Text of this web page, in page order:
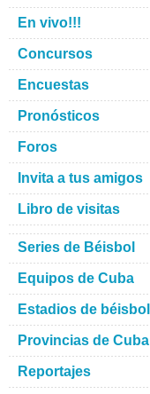
En vivo!!!
Concursos
Encuestas
Pronósticos
Foros
Invita a tus amigos
Libro de visitas
Series de Béisbol
Equipos de Cuba
Estadios de béisbol
Provincias de Cuba
Reportajes